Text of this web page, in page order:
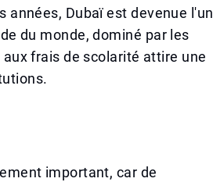
années, Dubaï est devenue l'un
du monde, dominé par les
frais de scolarité attire une
important, car de